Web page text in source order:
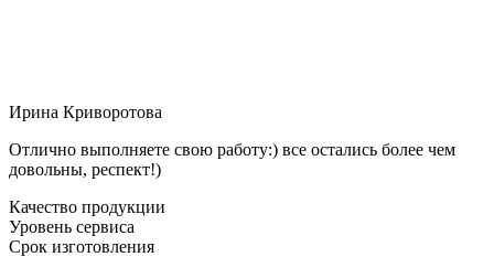
Ирина Криворотова
Отлично выполняете свою работу:) все остались более чем
довольны, респект!)
Качество продукции
Уровень сервиса
Срок изготовления